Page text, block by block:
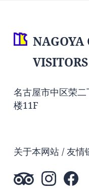
NAGOYA
名古屋市中区荣
楼11F
关于本网站 友情